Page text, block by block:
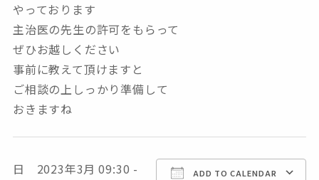
やっております
主治医の先生の許可をもらって
ぜひお越しください
事前に教えて頂けますと
ご相談の上しっかり準備して
おきますね
日
2023年3月 09:30 -
ADD TO CALENDAR
Download ICS Google Calendar